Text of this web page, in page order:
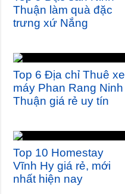
Thuận làm quà đặc
trưng xứ Nắng
Top 6 Địa chỉ Thuê xe
máy Phan Rang Ninh
Thuận giá rẻ uy tín
Top 10 Homestay
Vĩnh Hy giá rẻ, mới
nhất hiện nay